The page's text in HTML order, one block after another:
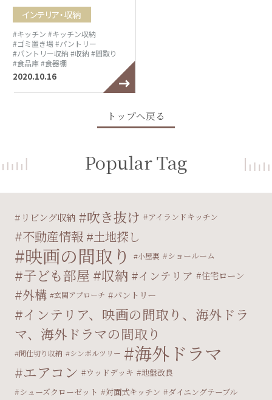
インテリア・収納
#キッチン #キッチン収納
#ゴミ置き場#パントリー
#パントリー収納 #収納 #間取り
#食品庫#食器棚
2020.10.16
トップへ戻る
Popular Tag
リビング収納 吹き抜け アイランドキッチン
不動産情報 土地探し
映画の間取り 小屋裏 ショールーム
子ども部屋 収納 インテリア 住宅ローン
外構 玄関アプローチ パントリー
インテリア、映画の間取り、海外ドラ
マ、海外ドラマの間取り
間仕切り収納 シンボルツリー 海外ドラマ
エアコン ウッドデッキ
地盤改良
シューズクローゼット
対面式キッチン ダイニングテーブル